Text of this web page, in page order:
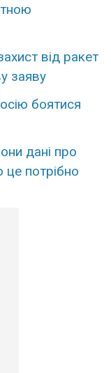
від ракет
заяву
боятися
дані про
це потрібно